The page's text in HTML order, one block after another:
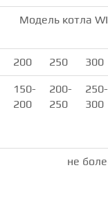
Модель котла
200 250 300
150-
200
200-
250
250-
300
не